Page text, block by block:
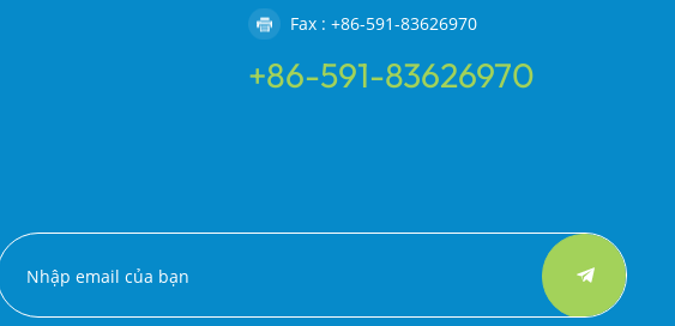
Fax : +86-591-83626970
+86-591-83626970